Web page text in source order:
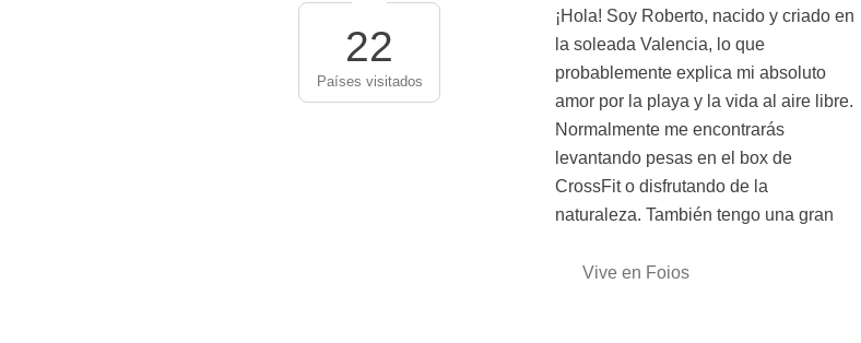
22
Países visitados
¡Hola! Soy Roberto, nacido y criado en
la soleada Valencia, lo que
probablemente explica mi absoluto
amor por la playa y la vida al aire libre.
Normalmente me encontrarás
levantando pesas en el box de
CrossFit o disfrutando de la
naturaleza. También tengo una gran
pasión por UK (he vivido en England
for a while) y su cultura. Para mí, viajar
consiste en salir de la zona de confort
y descubrir paisajes impresionantes
(Islandia y Canadá lo más bonito que
he visto) ¿Lists para explorar el
Vive en Foios